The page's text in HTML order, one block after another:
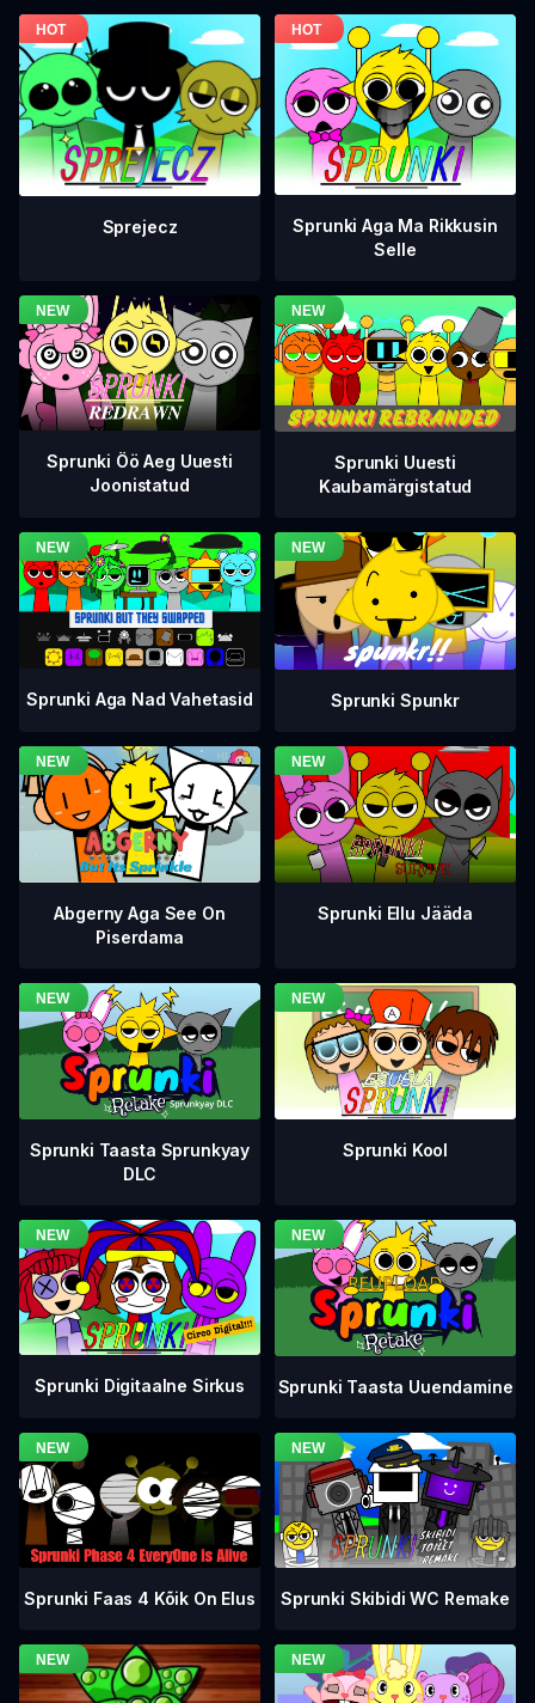
Sprejecz
Sprunki Aga Ma Rikkusin
Selle
Sprunki Öö Aeg Uuesti
Joonistatud
Sprunki Uuesti
Kaubamärgistatud
Sprunki Aga Nad Vahetasid Sprunki Spunkr
Abgerny Aga See On
Piserdama
Sprunki Ellu Jääda
Sprunki Taasta Sprunkyay
DLC
Sprunki Kool
Sprunki Digitaalne Sirkus Sprunki Taasta Uuendamine
Sprunki Faas 4 Kõik On Elus Sprunki Skibidi WC Remake